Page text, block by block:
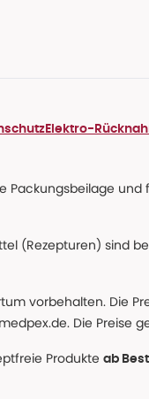
Elektro-
Packungsbeilage
(Rezepturen) sind
vorbehalten. Die
Die Preise
Produkte ab